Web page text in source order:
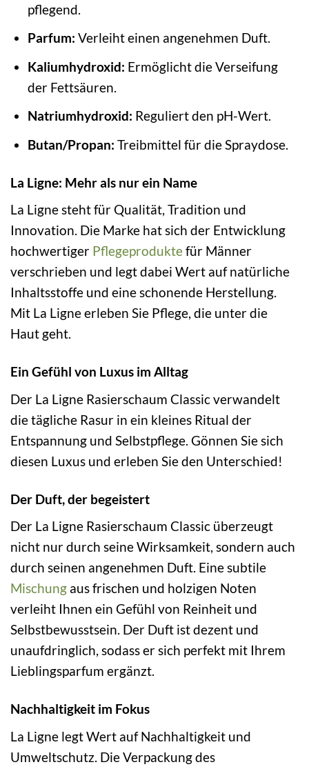
pflegend.
Parfum: Verleiht einen angenehmen Duft.
Kaliumhydroxid: Ermöglicht die Verseifung
der Fettsäuren.
Natriumhydroxid: Reguliert den pH-Wert.
Butan/Propan: Treibmittel für die Spraydose.
La Ligne: Mehr als nur ein Name
La Ligne steht für Qualität, Tradition und
Innovation. Die Marke hat sich der Entwicklung
hochwertiger Pflegeproduktefür Männer
verschrieben und legt dabei Wert auf natürliche
Inhaltsstoffe und eine schonende Herstellung.
Mit La Ligne erleben Sie Pflege, die unter die
Haut geht.
Ein Gefühl von Luxus im Alltag
Der La Ligne Rasierschaum Classic verwandelt
die tägliche Rasur in ein kleines Ritual der
Entspannung und Selbstpflege. Gönnen Sie sich
diesen Luxus und erleben Sie den Unterschied!
Der Duft, der begeistert
Der La Ligne Rasierschaum Classic überzeugt
nicht nur durch seine Wirksamkeit, sondern auch
durch seinen angenehmen Duft. Eine subtile
Mischung aus frischen und holzigen Noten
verleiht Ihnen ein Gefühl von Reinheit und
Selbstbewusstsein. Der Duft ist dezent und
unaufdringlich, sodass er sich perfekt mit Ihrem
Lieblingsparfum ergänzt.
Nachhaltigkeit im Fokus
La Ligne legt Wert auf Nachhaltigkeit und
Umweltschutz. Die Verpackung des